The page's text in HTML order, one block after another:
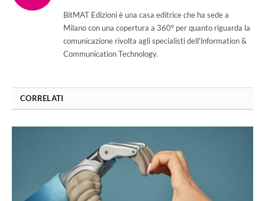
BitMAT Edizioni è una casa editrice che ha sede a
Milano con una copertura a 360° per quanto riguarda la
comunicazione rivolta agli specialisti dell'lnformation &
Communication Technology.
CORRELATI